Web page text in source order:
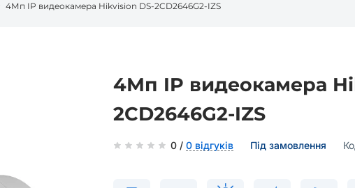
4Мп IP видеокамера Hikvision DS-2CD2646G2-IZS
4Мп IP видеокамера
2CD2646G2-IZS
0 / 0 відгуків Під замовлення